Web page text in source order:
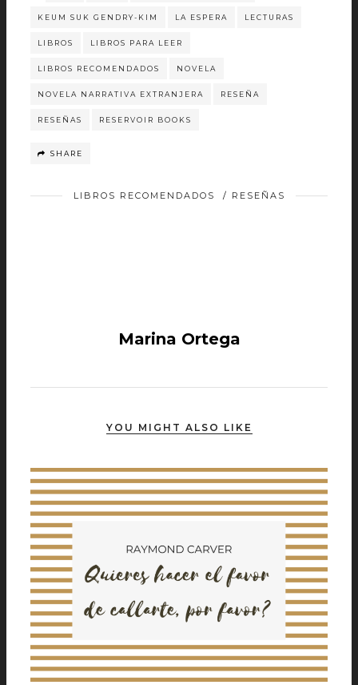
KEUM SUK GENDRY-KIM LA ESPERA LECTURAS
LIBROS LIBROS PARA LEER
LIBROS RECOMENDADOS NOVELA
NOVELA NARRATIVA EXTRANJERA RESEÑA
RESEÑAS RESERVOIR BOOKS
SHARE
LIBROS RECOMENDADOS / RESEÑAS
Marina Ortega
YOU MIGHT ALSO LIKE